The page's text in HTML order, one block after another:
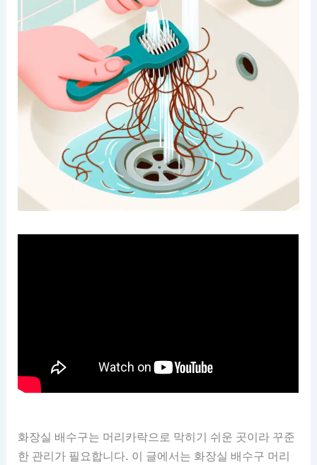
화장실 배수구는 머리카락으로 막히기 쉬운 곳이라 꾸준
한 관리가 필요합니다. 이 글에서는 화장실 배수구 머리